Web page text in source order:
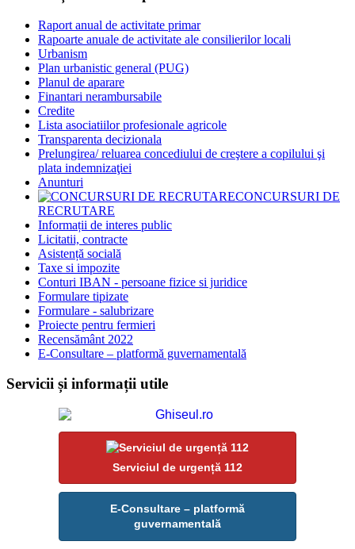
Raport anual de activitate primar
Rapoarte anuale de activitate ale consilierilor locali
Urbanism
Plan urbanistic general (PUG)
Planul de aparare
Finantari nerambursabile
Credite
Lista asociatiilor profesionale agricole
Transparenta decizionala
Prelungirea/ reluarea concediului de creştere a copilului şi
plata indemnizaţiei
Anunturi
CONCURSURI DE
RECRUTARE
Informații de interes public
Licitatii, contracte
Asistență socială
Taxe si impozite
Conturi IBAN - persoane fizice si juridice
Formulare tipizate
Formulare - salubrizare
Proiecte pentru fermieri
Recensământ 2022
E-Consultare – platformă guvernamentală
Servicii și informații utile
Serviciul de urgență 112
E-Consultare – platformă
guvernamentală